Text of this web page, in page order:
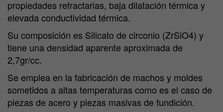
propiedades refractarias, baja dilatación térmica y
elevada conductividad térmica.
Su composición es Silicato de circonio (ZrSiO4) y
tiene una densidad aparente aproximada de
2,7gr/cc.
Se emplea en la fabricación de machos y moldes
sometidos a altas temperaturas como es el caso de
piezas de acero y piezas masivas de fundición.